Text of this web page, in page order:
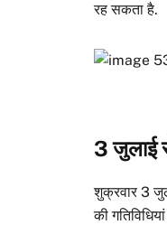
रह सकता है.
3 जुलाई
शुक्रवार 3
की